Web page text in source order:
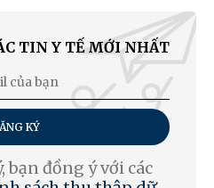
TIN Y TẾ MỚI NHẤT
KÝ
bạn đồng ý với các